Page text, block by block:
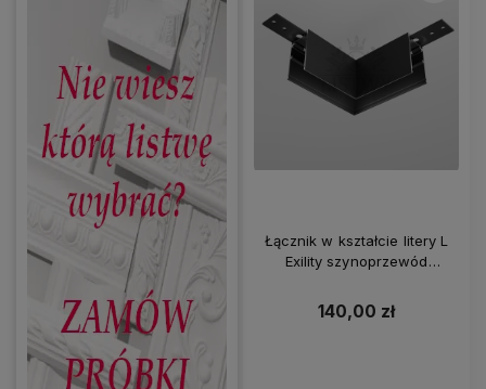
Łącznik w kształcie litery L
Exility szynoprzewód
140,00 zł